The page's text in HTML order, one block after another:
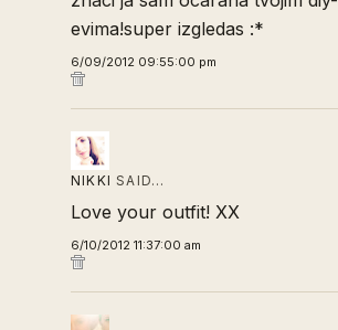
evima!super izgledas :*
6/09/2012 09:55:00 pm
NIKKI SAID…
Love your outfit! XX
6/10/2012 11:37:00 am